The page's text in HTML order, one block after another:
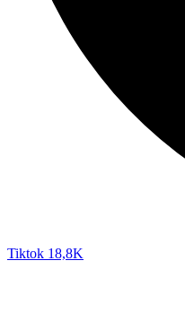
Tiktok 18,8K